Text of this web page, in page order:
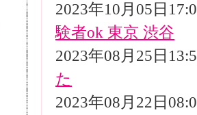
2023年10月05日
験者ok 東京 渋谷
2023年08月25日
た
2023年08月22日